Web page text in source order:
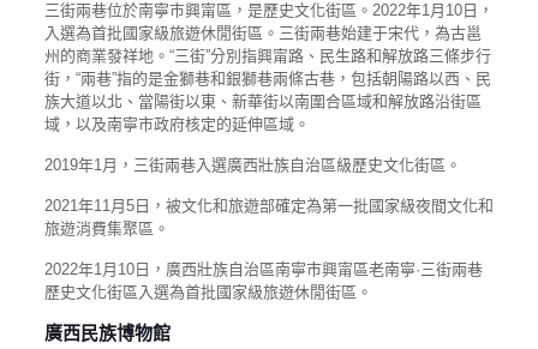
三街兩巷位於南寧市興甯區，是歷史文化街區。2022年1月10日，
入選為首批國家級旅遊休閒街區。三街兩巷始建于宋代，為古邕
州的商業發祥地。“三街”分別指興甯路、民生路和解放路三條步行
街，“兩巷”指的是金獅巷和銀獅巷兩條古巷，包括朝陽路以西、民
族大道以北、當陽街以東、新華街以南圍合區域和解放路沿街區
域，以及南寧市政府核定的延伸區域。
2019年1月，三街兩巷入選廣西壯族自治區級歷史文化街區。
2021年11月5日，被文化和旅遊部確定為第一批國家級夜間文化和
旅遊消費集聚區。
2022年1月10日，廣西壯族自治區南寧市興甯區老南寧·三街兩巷
歷史文化街區入選為首批國家級旅遊休閒街區。
廣西民族博物館